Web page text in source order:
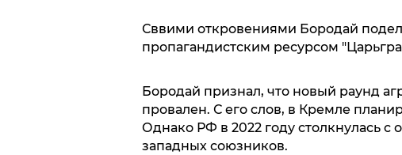
Сввими откровениями Бородай
пропагандистским ресурсом
Бородай признал, что новый раунд
провален. С его слов, в Кремле
Однако РФ в 2022 году столкнулась
западных союзников.